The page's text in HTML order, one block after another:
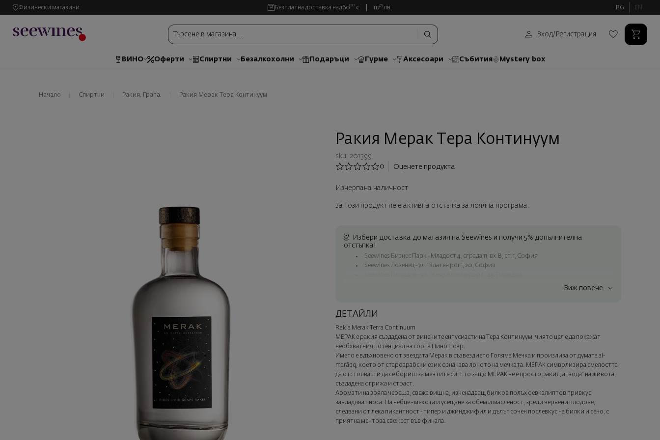
Физически магазини Безплатна доставка над6000 € 11735 лв. BG EN
Вход/ Регистрация
ВИНО Оферти Спиртни Безалкохолни Подаръци Гурме Аксесоари Събития Mystery box
Начало Спиртни Ракия. Грапа. Ракия Мерак Тера Континуум
Ракия Мерак Тера Континуум
sku: 201399
0
Оценете продукта
Изчерпана наличност
За този продукт не е активна отстъпка за лоялна програма.
Избери доставка до магазин на Seewines и получи 5% допълнителна
отстъпка!
Seewines Бизнес Парк - Младост 4, сграда 11, вх.В, ет.1, София
Seewines Лозенец - ул. "Златен рог", 20, София
До офисите на Спиди в цялата страна
Изненадайте със стил
Добавете луксозна подаръчна опаковка и персонализирана картичка с ваше пожелание.
Изберете тази опция в следващата стъпка от поръчката.
Виж повече
ДЕТАЙЛИ
Rakia Merak Terra Continuum
МЕРАК е ракия създадена от винените ентусиасти на Тера Континуум, чиято цел е да покажат
необхватния потенциал на сорта Пино Ноар.
Името е вдъхновено от звездата Мерак в съзвездието Голяма Мечка и произлиза от думата al-
marāqq, което от староарабски език означава лоното на мечката. МЕРАК символизира смелостта
да отстояваш и да се бориш за мечтите си. Ето защо МЕРАК не е просто ракия, а „вода“ на живота,
създадена с грижа и страст.
Аромати на зряла череша, свежа вишна, изненадващ билков полъх с евкалиптов привкус
завладяват носа. На небце - мекота и усещане за обем и масленост, зрели червени плодове,
следвани от лека пикантност - пипер и джинджифил и дълъг сочен послевкус на билки и сено, с
приятна ментова свежест във финала.